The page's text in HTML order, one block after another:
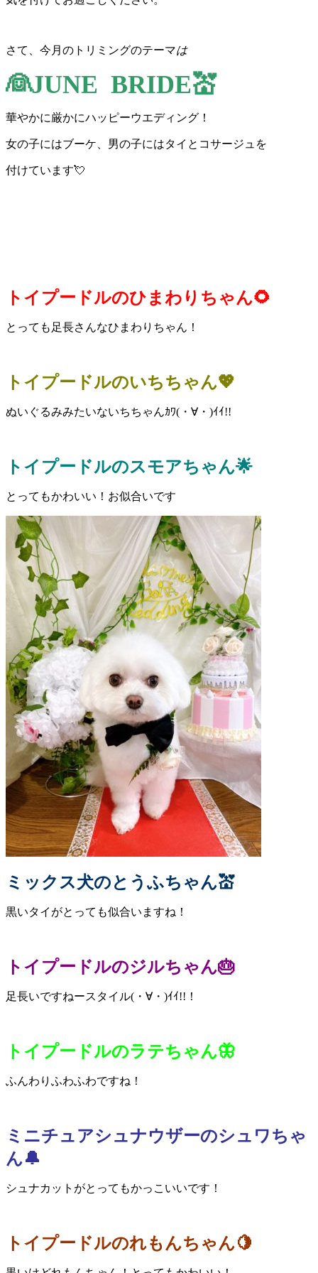
さて、今月のトリミングのテーマは
👰JUNE BRIDE💒
華やかに厳かにハッピーウエディング！
女の子にはブーケ、男の子にはタイとコサージュを
付けています💘
トイプードルのひまわりちゃん🌻
とっても足長さんなひまわりちゃん！
トイプードルのいちちゃん💖
ぬいぐるみみたいないちちゃんｶﾜ(・∀・)ｲｲ!!
トイプードルのスモアちゃん🌟
とってもかわいい！お似合いです
ミックス犬のとうふちゃん💒
黒いタイがとっても似合いますね！
トイプードルのジルちゃん🎂
足長いですねースタイル(・∀・)ｲｲ!!！
トイプードルのラテちゃん🦋
ふんわりふわふわですね！
ミニチュアシュナウザーのシュワちゃ
ん🔔
シュナカットがとってもかっこいいです！
トイプードルのれもんちゃん🍋